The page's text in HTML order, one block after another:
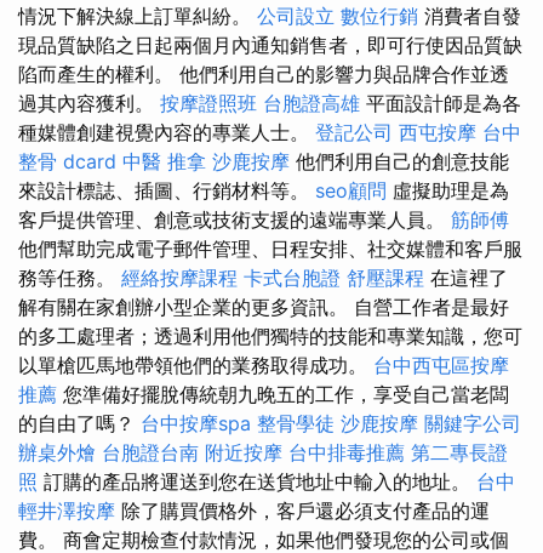
情況下解決線上訂單糾紛。 公司設立 數位行銷 消費者自發
現品質缺陷之日起兩個月內通知銷售者，即可行使因品質缺
陷而產生的權利。 他們利用自己的影響力與品牌合作並透
過其內容獲利。 按摩證照班 台胞證高雄 平面設計師是為各
種媒體創建視覺內容的專業人士。 登記公司 西屯按摩 台中
整骨 dcard 中醫 推拿 沙鹿按摩 他們利用自己的創意技能
來設計標誌、插圖、行銷材料等。 seo顧問 虛擬助理是為
客戶提供管理、創意或技術支援的遠端專業人員。 筋師傅
他們幫助完成電子郵件管理、日程安排、社交媒體和客戶服
務等任務。 經絡按摩課程 卡式台胞證 舒壓課程 在這裡了
解有關在家創辦小型企業的更多資訊。 自營工作者是最好
的多工處理者；透過利用他們獨特的技能和專業知識，您可
以單槍匹馬地帶領他們的業務取得成功。 台中西屯區按摩
推薦 您準備好擺脫傳統朝九晚五的工作，享受自己當老闆
的自由了嗎？ 台中按摩spa 整骨學徒 沙鹿按摩 關鍵字公司
辦桌外燴 台胞證台南 附近按摩 台中排毒推薦 第二專長證
照 訂購的產品將運送到您在送貨地址中輸入的地址。 台中
輕井澤按摩 除了購買價格外，客戶還必須支付產品的運
費。 商會定期檢查付款情況，如果他們發現您的公司或個